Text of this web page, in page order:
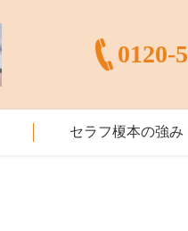
0120-
セラフ榎本の強み